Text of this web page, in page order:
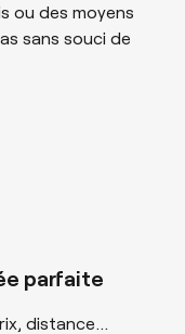
ou des moyens
sans souci de
parfaite
distance...